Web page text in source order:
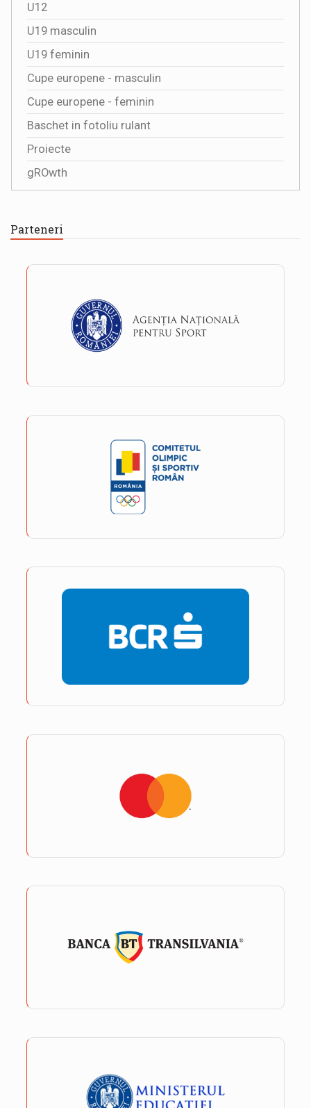
U12
U19 masculin
U19 feminin
Cupe europene - masculin
Cupe europene - feminin
Baschet in fotoliu rulant
Proiecte
gROwth
Parteneri